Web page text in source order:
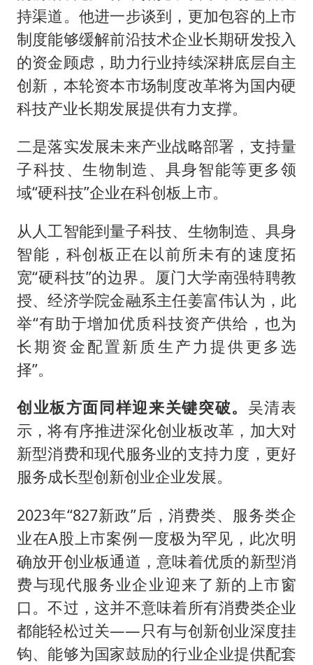
持渠道。他进一步谈到，更加包容的上市
制度能够缓解前沿技术企业长期研发投入
的资金顾虑，助力行业持续深耕底层自主
创新，本轮资本市场制度改革将为国内硬
科技产业长期发展提供有力支撑。
二是落实发展未来产业战略部署，支持量
子科技、生物制造、具身智能等更多领
域“硬科技”企业在科创板上市。
从人工智能到量子科技、生物制造、具身
智能，科创板正在以前所未有的速度拓
宽“硬科技”的边界。厦门大学南强特聘教
授、经济学院金融系主任姜富伟认为，此
举“有助于增加优质科技资产供给，也为
长期资金配置新质生产力提供更多选
择”。
创业板方面同样迎来关键突破。 吴清表
示，将有序推进深化创业板改革，加大对
新型消费和现代服务业的支持力度，更好
服务成长型创新创业企业发展。
2023年“827新政”后，消费类、服务类企
业在A股上市案例一度极为罕见，此次明
确放开创业板通道，意味着优质的新型消
费与现代服务业企业迎来了新的上市窗
口。不过，这并不意味着所有消费类企业
都能轻松过关——只有与创新创业深度挂
钩、能够为国家鼓励的行业企业提供配套